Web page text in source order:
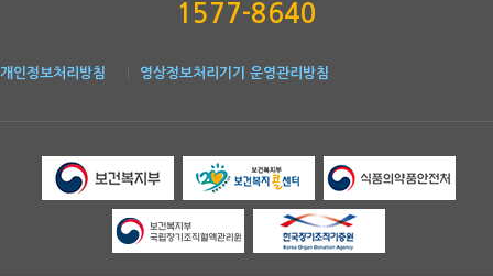
1577-8640
개인정보처리방침 영상정보처리기기 운영관리방침